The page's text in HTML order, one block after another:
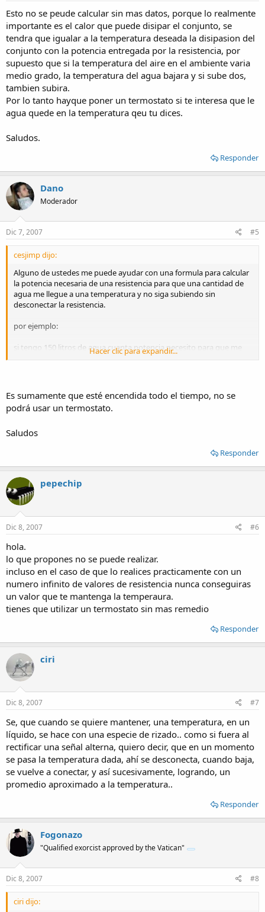
Esto no se peude calcular sin mas datos, porque lo realmente
importante es el calor que puede disipar el conjunto, se
tendra que igualar a la temperatura deseada la disipasion del
conjunto con la potencia entregada por la resistencia, por
supuesto que si la temperatura del aire en el ambiente varia
medio grado, la temperatura del agua bajara y si sube dos,
tambien subira.
Por lo tanto hayque poner un termostato si te interesa que le
agua quede en la temperatura qeu tu dices.
Saludos.
Responder
Dano
Moderador
Dic 7, 2007 #5
cesjimp dijo:
Alguno de ustedes me puede ayudar con una formula para calcular
la potencia necesaria de una resistencia para que una cantidad de
agua me llegue a una temperatura y no siga subiendo sin
desconectar la resistencia.
por ejemplo:
si tengo 150 litros de agua cuanta potencia necesito para que me
llegua a 26ºC y se estabilise si seguir subiendo, el tiempo que se
Gracias
Hacer clic para expandir...
Es sumamente que esté encendida todo el tiempo, no se
podrá usar un termostato.
Saludos
Responder
pepechip
Dic 8, 2007 #6
hola.
lo que propones no se puede realizar.
incluso en el caso de que lo realices practicamente con un
numero infinito de valores de resistencia nunca conseguiras
un valor que te mantenga la temperaura.
tienes que utilizar un termostato sin mas remedio
Responder
ciri
Dic 8, 2007 #7
Se, que cuando se quiere mantener, una temperatura, en un
líquido, se hace con una especie de rizado.. como si fuera al
rectificar una señal alterna, quiero decir, que en un momento
se pasa la temperatura dada, ahí se desconecta, cuando baja,
se vuelve a conectar, y así sucesivamente, logrando, un
promedio aproximado a la temperatura..
Responder
Fogonazo
"Qualified exorcist approved by the Vatican"
Dic 8, 2007 #8
ciri dijo: